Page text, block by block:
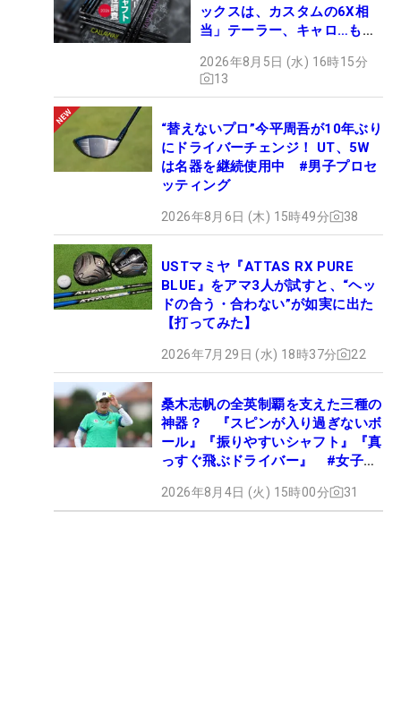
ックスは、カスタムの6X相
当」テーラー、キャロ…もチ
2026年8月5日 (水) 16時15分
13
“替えないプロ”今平周吾が10年ぶり
にドライバーチェンジ！ UT、5W
は名器を継続使用中 #男子プロセ
ッティング
2026年8月6日 (木) 15時49分 38
USTマミヤ『ATTAS RX PURE
BLUE』をアマ3人が試すと、“ヘッ
ドの合う・合わない”が如実に出た
【打ってみた】
2026年7月29日 (水) 18時37分 22
桑木志帆の全英制覇を支えた三種の
神器？ 『スピンが入り過ぎないボ
ール』『振りやすいシャフト』『真
っすぐ飛ぶドライバー』 #女子プ
2026年8月4日 (火) 15時00分 31